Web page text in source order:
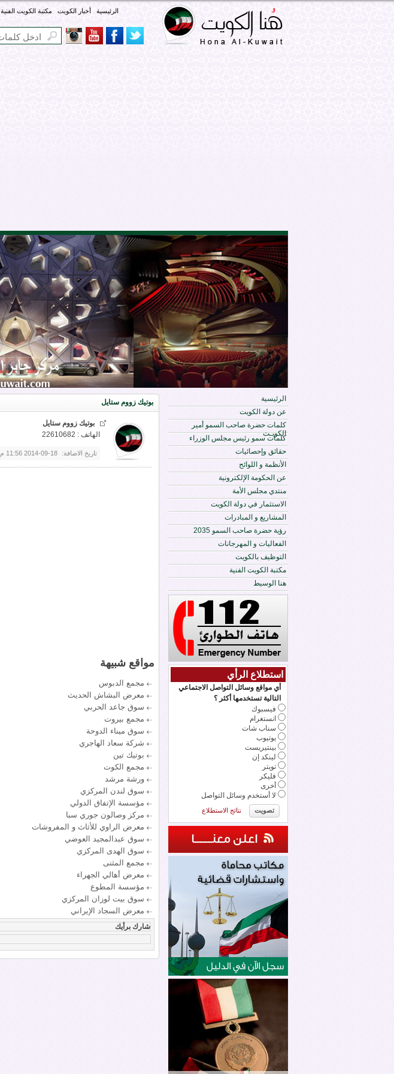
الرئيسية أخبار الكويت مكتبة الكويت الفنية
الرئيسية
عن دولة الكويت
كلمات حضرة صاحب السمو أمير
الكويـت
كلمات سمو رئيس مجلس الوزراء
حقائق وإحصائيات
الأنظمة و اللوائح
عن الحكومة الإلكترونية
منتدي مجلس الأمة
الاستثمار في دولة الكويت
المشاريع و المبادرات
رؤية حضرة صاحب السمو 2035
الفعاليات و المهرجانات
التوظيف بالكويت
مكتبة الكويت الفنية
هنا الوسيط
استطلاع الرأي
أي مواقع وسائل التواصل الاجتماعي
التالية تستخدمها أكثر ؟
فيسبوك
انستغرام
سناب شات
يوتيوب
بينتيريست
لينكد إن
تويتر
فليكر
أخرى
لا أستخدم وسائل التواصل
نتائج الاستطلاع
بوتيك زووم ستايل
بوتيك زووم ستايل
الهاتف : 22610682
تاريخ الاضافة: 18-09-2014 11:56 م
مواقع شبيهة
مجمع الدبوس
معرض البشاش الحديث
سوق جاعد الحربي
مجمع بيروت
سوق ميناء الدوحة
شركة سعاد الهاجري
بوتيك تين
مجمع الكوت
ورشة مرشد
سوق لندن المركزي
مؤسسة الإتفاق الدولي
مركز وصالون جوري سبا
معرض الراوي للأثاث و المفروشات
سوق عبدالمجيد العوضي
سوق الهدى المركزي
مجمع المثنى
معرض أهالي الجهراء
مؤسسة المطوع
سوق بيت لوزان المركزي
معرض السجاد الإيراني
شارك برأيك